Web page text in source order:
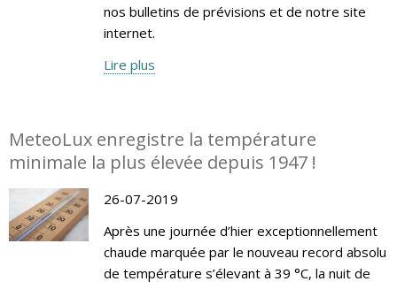
nos bulletins de prévisions et de notre site
internet.
Lire plus
MeteoLux enregistre la température
minimale la plus élevée depuis 1947 !
26-07-2019
Après une journée d’hier exceptionnellement
chaude marquée par le nouveau record absolu
de température s’élevant à 39 °C, la nuit de